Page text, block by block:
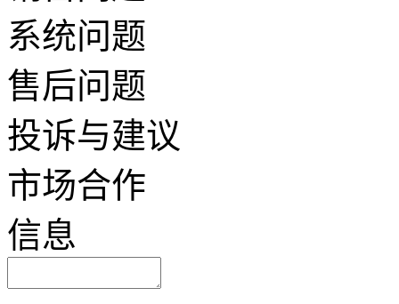
系统问题
售后问题
投诉与建议
市场合作
信息